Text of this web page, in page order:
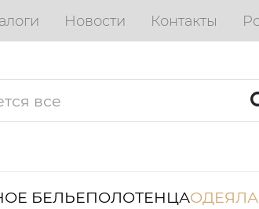
Новости Контакты
БЕЛЬЕПОЛОТЕНЦАОДЕЯЛА